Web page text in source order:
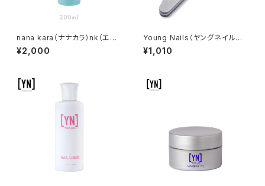
nana kara（ナナカラ）nk（エヌ
ケー）ネイルプレップ 200ml
¥2,000
Young Nails（ヤングネイルズ）
180/180 Gray Sponge（180/
180 グレースポンジ）
¥1,010